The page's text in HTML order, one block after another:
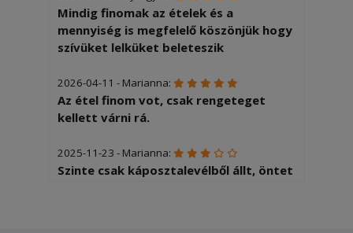
Mindig finomak az ételek és a
mennyiség is megfelelő köszönjük hogy
szívüket lelküket beleteszik
2026-04-11 - Marianna:
Az étel finom vot, csak rengeteget
kellett várni rá.
2025-11-23 - Marianna:
Szinte csak káposztalevélből állt, öntet